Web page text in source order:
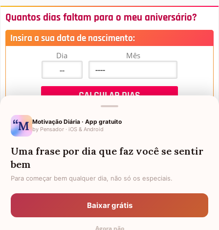
Quantos dias faltam para o meu aniversário?
Insira a sua data de nascimento:
Dia Mês
Mensagens de Aniversário
FALTAM 3 DIAS PARA O MEU
ANIVERSÁRIO
Motivação Diária · App gratuito
by Pensador · iOS & Android
Uma frase por dia que faz você se sentir
bem
Para começar bem qualquer dia, não só os especiais.
Baixar grátis
Agora não